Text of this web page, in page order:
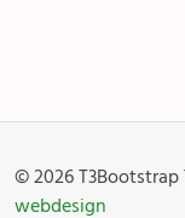
© 2026
webdesign